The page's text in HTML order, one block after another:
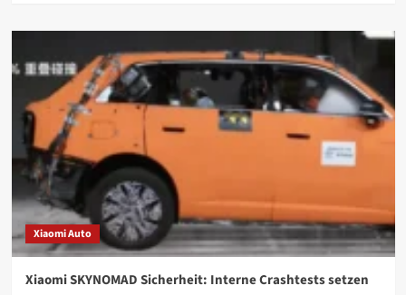
Xiaomi Auto
Xiaomi SKYNOMAD Sicherheit: Interne Crashtests setzen